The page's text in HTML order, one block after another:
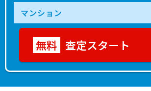
査定スタート